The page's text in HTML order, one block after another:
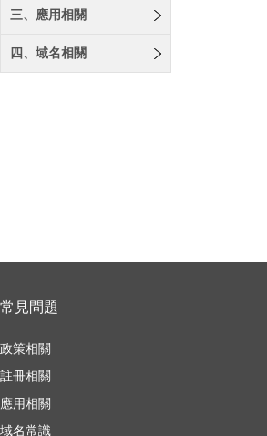
三、應用相關
四、域名相關
常見問題
政策相關
註冊相關
應用相關
域名常識